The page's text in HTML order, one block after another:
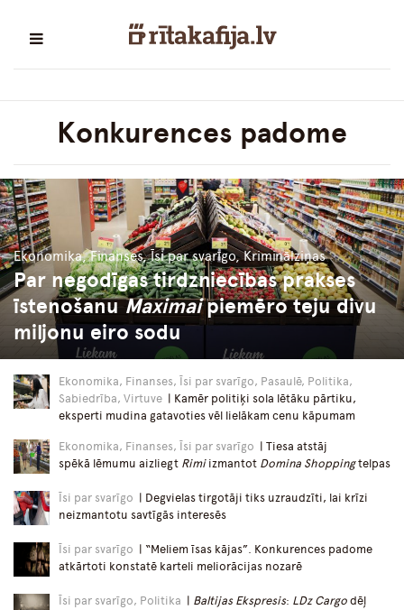
Konkurences padome
Ekonomika, Finanses, Īsi par svarīgo, Kriminālziņas
Par negodīgas tirdzniecības prakses
īstenošanuMaximaipiemēro teju divu
miljonu eiro sodu
Ekonomika, Finanses, Īsi par svarīgo, Pasaulē, Politika,
Sabiedrība, Virtuve | Kamēr politiķi sola lētāku pārtiku,
eksperti mudina gatavoties vēl lielākam cenu kāpumam
Ekonomika, Finanses, Īsi par svarīgo | Tiesa atstāj
spēkā lēmumu aizliegt Rimiizmantot Domina Shoppingtelpas
Īsi par svarīgo | Degvielas tirgotāji tiks uzraudzīti, lai krīzi
neizmantotu savtīgās interesēs
Īsi par svarīgo | “Meliem īsas kājas”. Konkurences padome
atkārtoti konstatē karteli meliorācijas nozarē
Īsi par svarīgo, Politika | Baltijas Ekspresis: LDz Cargo dēļ